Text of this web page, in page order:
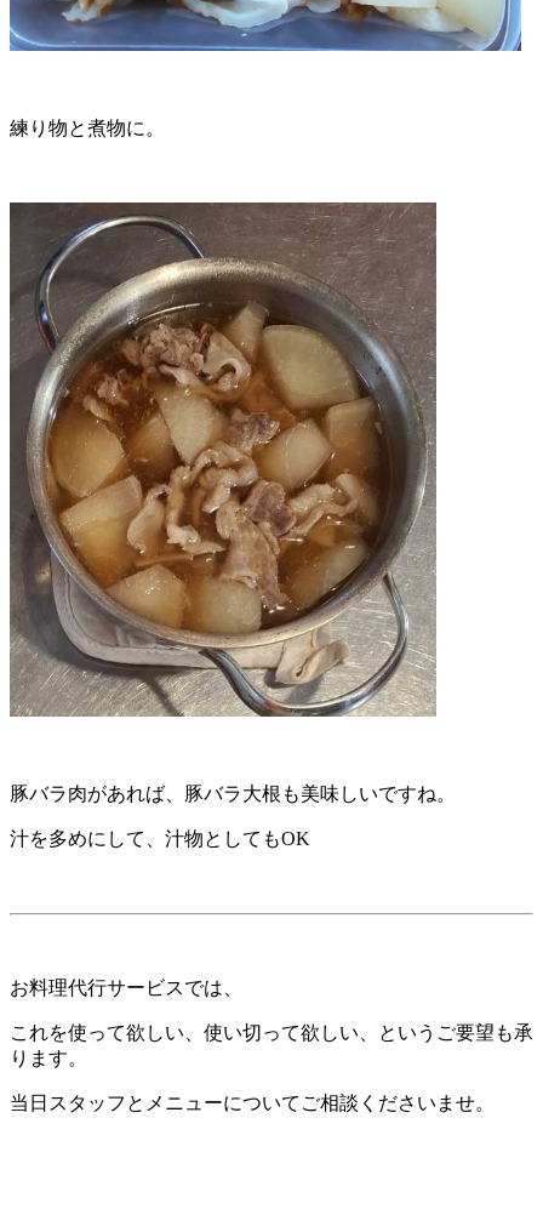
練り物と煮物に。
豚バラ肉があれば、豚バラ大根も美味しいですね。
汁を多めにして、汁物としてもOK
お料理代行サービスでは、
これを使って欲しい、使い切って欲しい、というご要望も承
ります。
当日スタッフとメニューについてご相談くださいませ。